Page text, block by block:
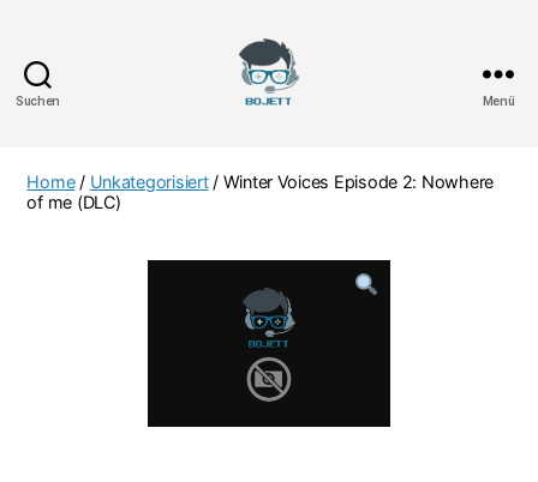
Suchen Menü
Home/ Unkategorisiert/ Winter Voices Episode 2: Nowhere
of me (DLC)